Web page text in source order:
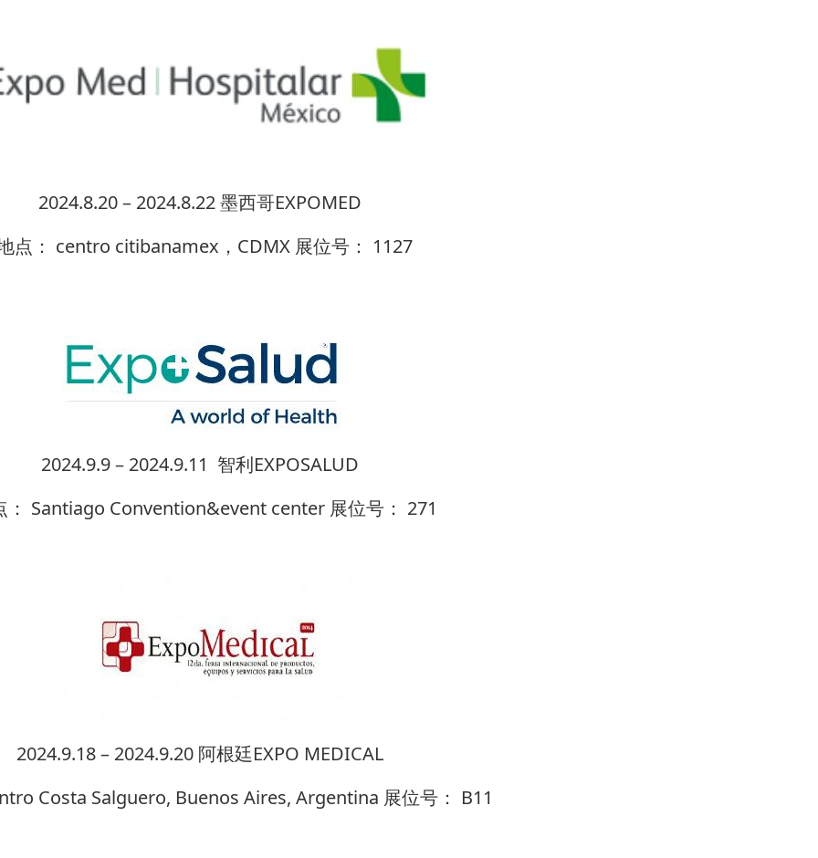
2024.8.20 – 2024.8.22 墨西哥EXPOMED
点： centro citibanamex，CDMX 展位号： 1127
2024.9.9 – 2024.9.11 智利EXPOSALUD
： Santiago Convention&event center 展位号： 271
2024.9.18 – 2024.9.20 阿根廷EXPO MEDICAL
Costa Salguero, Buenos Aires, Argentina 展位号： B11